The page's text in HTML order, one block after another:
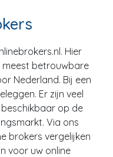
Hier
meest betrouwbare
Nederland. Bij een
Er zijn veel
op de
Via ons
brokers vergelijken
voor uw online